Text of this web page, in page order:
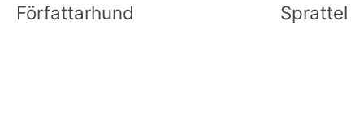
Författarhund Sprattel